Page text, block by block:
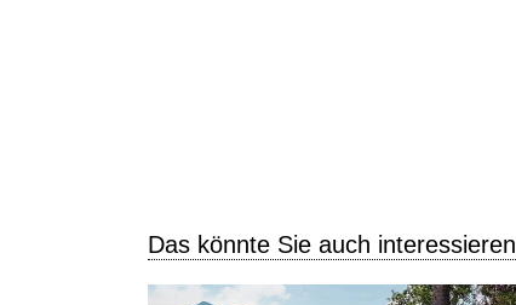
Das könnte Sie auch interessieren